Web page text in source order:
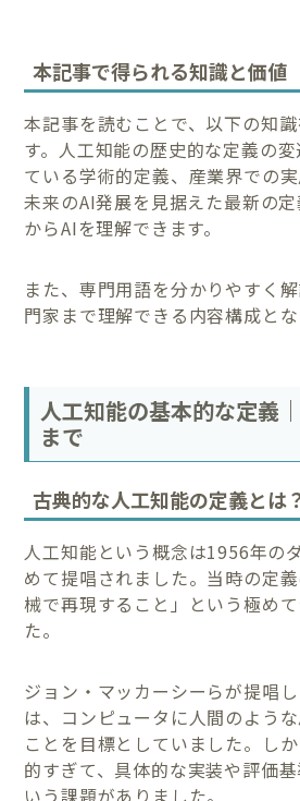
本記事で得られる知識と価値
本記事を読むことで、以下の知
す。人工知能の歴史的な定義の
ている学術的定義、産業界での
未来のAI発展を見据えた最新の
からAIを理解できます。
また、専門用語を分かりやすく
門家まで理解できる内容構成とな
人工知能の基本的な定義
まで
古典的な人工知能の定義とは
人工知能という概念は1956年の
めて提唱されました。当時の定
械で再現すること」という極め
た。
ジョン・マッカーシーらが提唱
は、コンピュータに人間のよう
ことを目標としていました。し
的すぎて、具体的な実装や評価